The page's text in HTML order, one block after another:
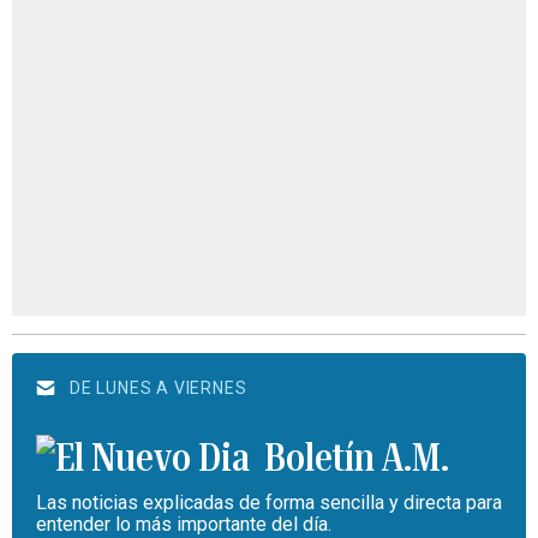
DE LUNES A VIERNES
Boletín A.M.
Las noticias explicadas de forma sencilla y directa para
entender lo más importante del día.